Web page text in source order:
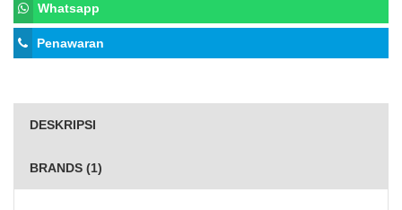
Whatsapp
Penawaran
DESKRIPSI
BRANDS (1)